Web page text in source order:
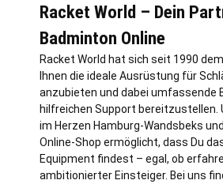
Racket World – Dein
Badminton Online
Racket World hat sich seit 1990
Ihnen die ideale Ausrüstung für
anzubieten und dabei umfassende
hilfreichen Support bereitzustellen.
im Herzen Hamburg-Wandsbeks
Online-Shop ermöglicht, dass Du
Equipment findest – egal, ob
ambitionierter Einsteiger. Bei uns